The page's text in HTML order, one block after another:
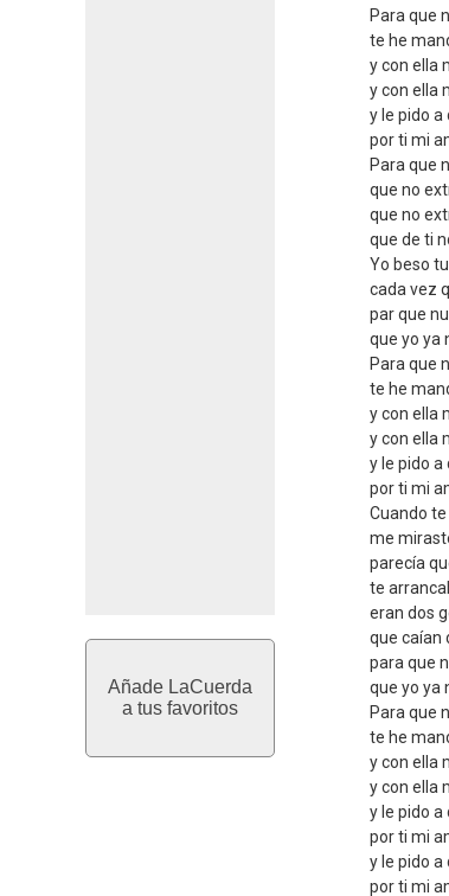
Añade LaCuerda
a tus favoritos
Para que
te he
y con ella
y con ella
y le pido a
por ti mi
Para que
que no
que no
que de ti
Yo beso
cada vez
par que
que yo ya
Para que
te he
y con ella
y con ella
y le pido a
por ti mi
Cuando
me
parecía
te
eran dos
que caían
para que
que yo ya
Para que
te he
y con ella
y con ella
y le pido a
por ti mi
y le pido a
por ti mi